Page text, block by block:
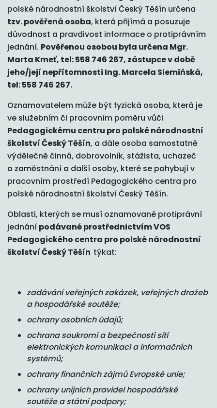
polské národnostní školství Český Těšín určena
tzv. pověřená osoba, která přijímá a posuzuje
důvodnost a pravdivost informace o protiprávním
jednání. Pověřenou osobou byla určena Mgr.
Marta Kmeť, tel: 558 746 267, zástupce v době
jeho/její nepřítomnosti Ing. Marcela Siemińská,
tel: 558 746 267.
Oznamovatelem může být fyzická osoba, která je
ve služebním či pracovním poměru vůči
Pedagogickému centru pro polské národnostní
školství Český Těšín, a dále osoba samostatně
výdělečně činná, dobrovolník, stážista, uchazeč
o zaměstnání a další osoby, které se pohybují v
pracovním prostředí Pedagogického centra pro
polské národnostní školství Český Těšín.
Oblasti, kterých se musí oznamované protiprávní
jednání podávanéprostřednictvím VOS
Pedagogického centra pro polské národnostní
školství Český Těšín týkat:
zadávání veřejných zakázek, veřejných dražeb
a hospodářské soutěže;
ochrany osobních údajů;
ochrana soukromí a bezpečnosti sítí
elektronických komunikací a informačních
systémů;
ochrany finančních zájmů Evropské unie;
ochrany unijních pravidel hospodářské
soutěže a státní podpory;